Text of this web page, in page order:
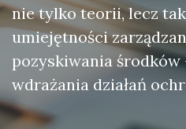
nie tylko teorii, lecz
umiejętności
pozyskiwania
wdrażania działań